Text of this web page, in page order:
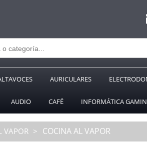
AURICULARES
AUDIO CAFÉ INFORMÁTICA
VAPOR COCINA AL VAPOR